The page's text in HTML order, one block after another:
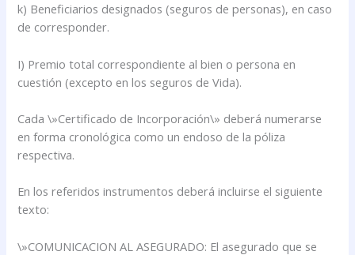
k) Beneficiarios designados (seguros de personas), en caso
de corresponder.
I) Premio total correspondiente al bien o persona en
cuestión (excepto en los seguros de Vida).
Cada \»Certificado de Incorporación\» deberá numerarse
en forma cronológica como un endoso de la póliza
respectiva.
En los referidos instrumentos deberá incluirse el siguiente
texto:
\»COMUNICACION AL ASEGURADO: El asegurado que se